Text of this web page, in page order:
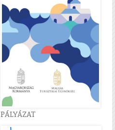
PÁLYÁZAT